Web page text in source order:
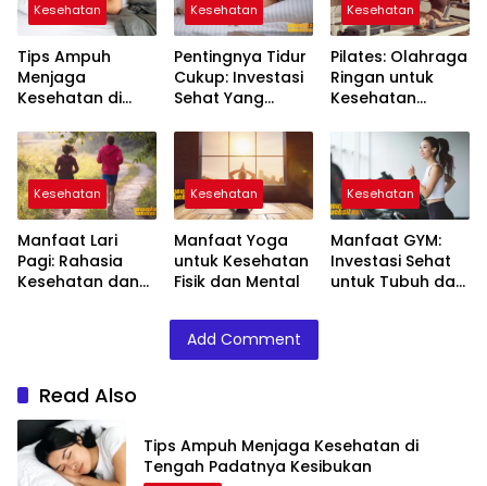
Kesehatan
Tips Ampuh
Menjaga
Kesehatan di
Padatnya
Kesibukan
Kesehatan
Pentingnya Tidur
Cukup: Investasi
Sehat Yang
Kesehatan
Pilates: Olahraga
Ringan untuk
Kesehatan
Ideal
Kesehatan
Manfaat Lari
Pagi: Rahasia
Kesehatan dan
Kesehatan
Manfaat Yoga
untuk Kesehatan
Fisik dan Mental
Kesehatan
Manfaat GYM:
Investasi Sehat
untuk Tubuh dan
Add Comment
Read Also
Tips Ampuh Menjaga Kesehatan di
Tengah Padatnya Kesibukan